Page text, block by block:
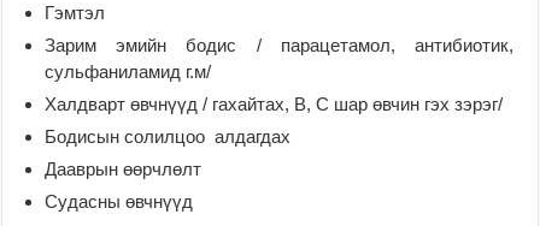
Гэмтэл
Зарим эмийн бодис / парацетамол, антибиотик,
сульфаниламид г.м/
Халдварт өвчнүүд / гахайтах, В, С шар өвчин гэх зэрэг/
Бодисын солилцоо алдагдах
Дааврын өөрчлөлт
Судасны өвчнүүд